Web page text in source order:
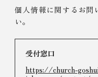
個人情報に関するお問
い。
受付窓口
https://church-